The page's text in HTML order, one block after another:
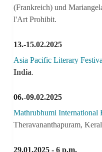
(Frankreich) und
l'Art Prohibit.
13.-15.02.2025
Asia Pacific Literary
India.
06.-09.02.2025
Mathrubhumi International
Theravananthapuram,
29.01.2025 - 6 p.m.